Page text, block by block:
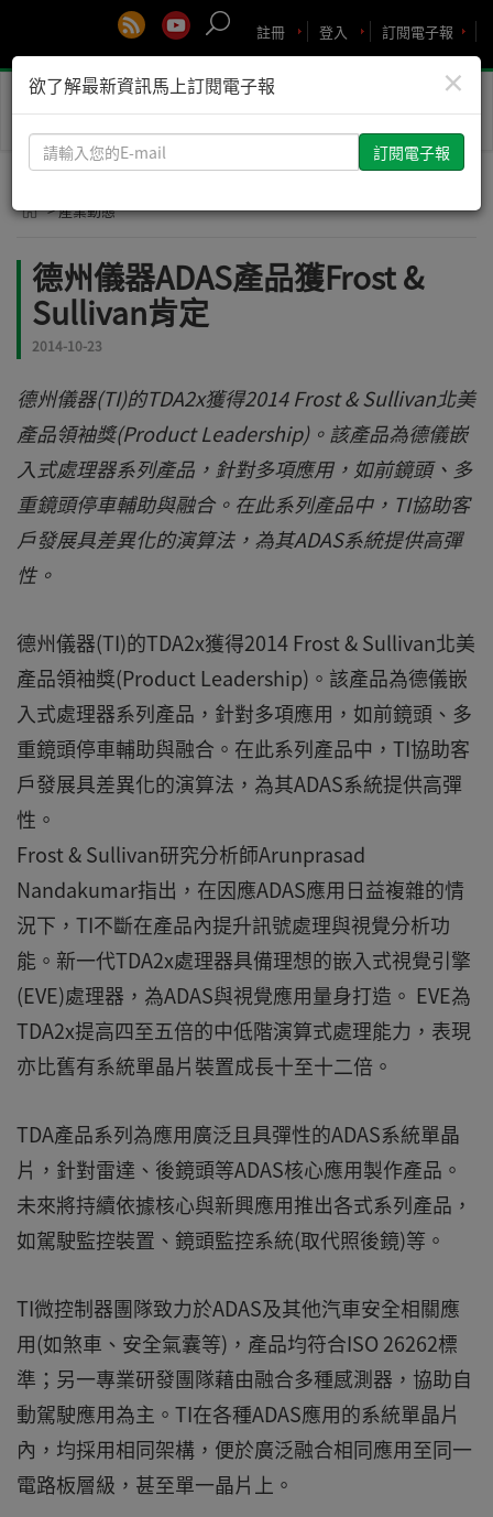
訂閱電子報
登入
註冊
Toggle
> 產業動態
德州儀器ADAS產品獲Frost &
Sullivan肯定
2014-10-23
德州儀器(TI)的TDA2x獲得2014 Frost & Sullivan北美
產品領袖獎(Product Leadership)。該產品為德儀嵌
入式處理器系列產品，針對多項應用，如前鏡頭、多
重鏡頭停車輔助與融合。在此系列產品中，TI協助客
戶發展具差異化的演算法，為其ADAS系統提供高彈
性。
德州儀器(TI)的TDA2x獲得2014 Frost & Sullivan北美
產品領袖獎(Product Leadership)。該產品為德儀嵌
入式處理器系列產品，針對多項應用，如前鏡頭、多
重鏡頭停車輔助與融合。在此系列產品中，TI協助客
戶發展具差異化的演算法，為其ADAS系統提供高彈
性。
Frost & Sullivan研究分析師Arunprasad
Nandakumar指出，在因應ADAS應用日益複雜的情
況下，TI不斷在產品內提升訊號處理與視覺分析功
能。新一代TDA2x處理器具備理想的嵌入式視覺引擎
(EVE)處理器，為ADAS與視覺應用量身打造。 EVE為
TDA2x提高四至五倍的中低階演算式處理能力，表現
亦比舊有系統單晶片裝置成長十至十二倍。
TDA產品系列為應用廣泛且具彈性的ADAS系統單晶
片，針對雷達、後鏡頭等ADAS核心應用製作產品。
未來將持續依據核心與新興應用推出各式系列產品，
如駕駛監控裝置、鏡頭監控系統(取代照後鏡)等。
TI微控制器團隊致力於ADAS及其他汽車安全相關應
用(如煞車、安全氣囊等)，產品均符合ISO 26262標
準；另一專業研發團隊藉由融合多種感測器，協助自
動駕駛應用為主。TI在各種ADAS應用的系統單晶片
內，均採用相同架構，便於廣泛融合相同應用至同一
電路板層級，甚至單一晶片上。
×
欲了解最新資訊馬上訂閱電子報
請
輸
您
E-
mail